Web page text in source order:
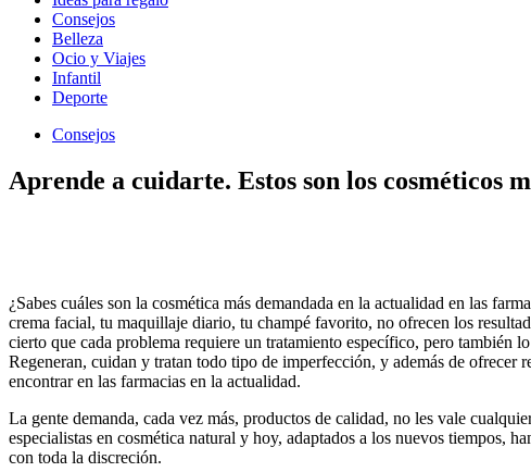
Consejos
Belleza
Ocio y Viajes
Infantil
Deporte
Consejos
Aprende a cuidarte. Estos son los cosméticos
¿Sabes cuáles son la cosmética más demandada en la actualidad en las
crema facial, tu maquillaje diario, tu champé favorito, no ofrecen los
cierto que cada problema requiere un tratamiento específico, pero también
Regeneran, cuidan y tratan todo tipo de imperfección, y además de ofrecer
encontrar en las farmacias en la actualidad.
La gente demanda, cada vez más, productos de calidad, no les vale
especialistas en cosmética natural y hoy, adaptados a los nuevos tiempos,
con toda la discreción.